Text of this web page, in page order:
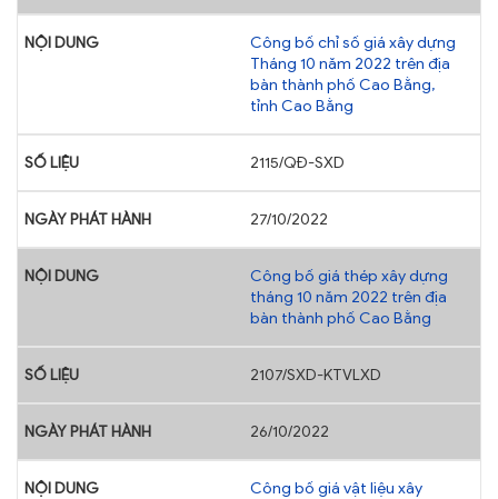
Công bố chỉ số giá xây dựng
Tháng 10 năm 2022 trên địa
bàn thành phố Cao Bằng,
tỉnh Cao Bằng
2115/QĐ-SXD
27/10/2022
Công bố giá thép xây dựng
tháng 10 năm 2022 trên địa
bàn thành phố Cao Bằng
2107/SXD-KTVLXD
26/10/2022
Công bố giá vật liệu xây